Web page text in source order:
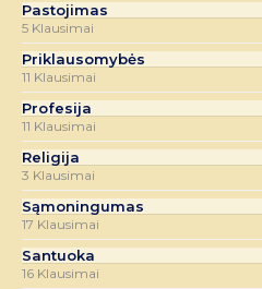
Pastojimas
5 Klausimai
Priklausomybės
11 Klausimai
Profesija
11 Klausimai
Religija
3 Klausimai
Sąmoningumas
17 Klausimai
Santuoka
16 Klausimai